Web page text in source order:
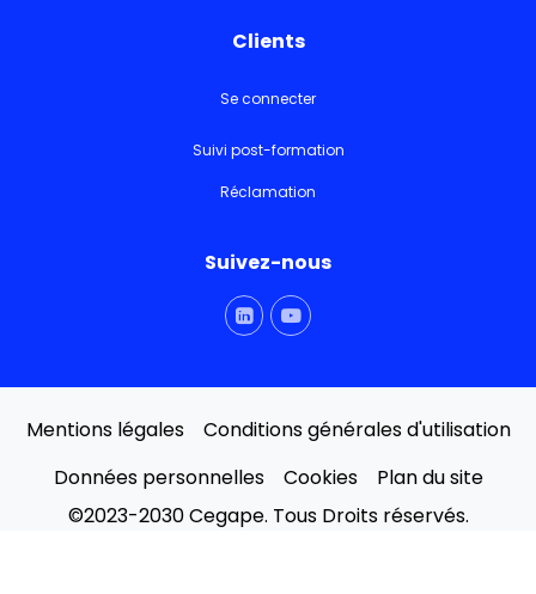
Clients
Se connecter
Suivi post-formation
Réclamation
Suivez-nous
Mentions légales
Conditions générales d'utilisation
Données personnelles
Cookies
Plan du site
©2023-2030 Cegape. Tous Droits réservés.